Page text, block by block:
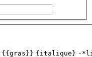
{{gras}} {italique} -